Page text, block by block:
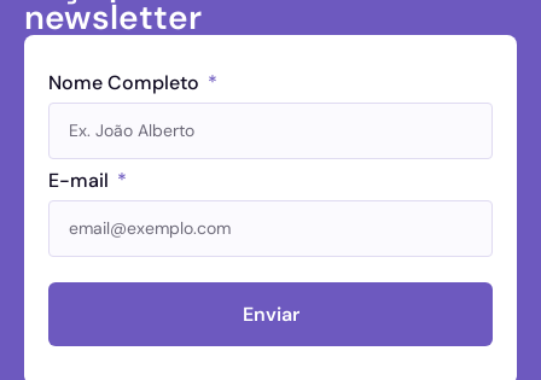
newsletter
Nome Completo
E-mail
Enviar